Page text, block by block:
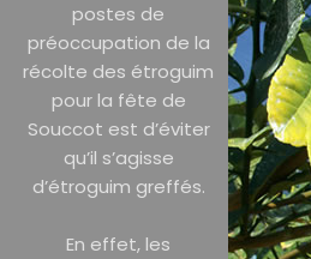
postes de
préoccupation de la
récolte des étroguim
pour la fête de
Souccot est d’éviter
qu’il s’agisse
d’étroguim greffés.
En effet, les